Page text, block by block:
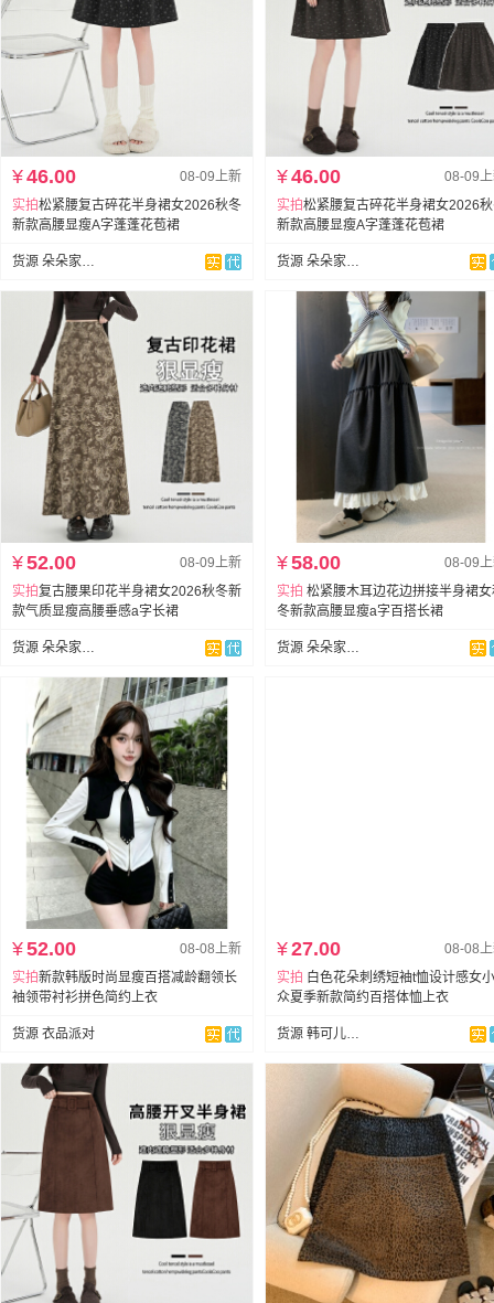
08-09上新
¥46.00
实拍松紧腰复古碎花半身裙女2026秋冬
新款高腰显瘦A字蓬蓬花苞裙
货源 朵朵家牛仔
08-09
¥46.00
实拍松紧腰复古碎花半身裙女2026
新款高腰显瘦A字蓬蓬花苞裙
货源 朵朵家牛仔
08-09上新
¥52.00
实拍复古腰果印花半身裙女2026秋冬新
款气质显瘦高腰垂感a字长裙
货源 朵朵家牛仔
08-09
¥58.00
实拍 松紧腰木耳边花边拼接半身裙
冬新款高腰显瘦a字百搭长裙
货源 朵朵家牛仔
08-08上新
¥52.00
实拍新款韩版时尚显瘦百搭减龄翻领长
袖领带衬衫拼色简约上衣
货源 衣品派对
08-08
¥27.00
实拍 白色花朵刺绣短袖t恤设计感女小
众夏季新款简约百搭体恤上衣
货源 韩可儿【全店实拍】